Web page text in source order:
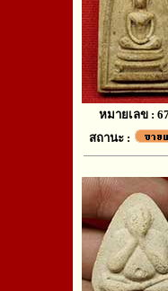
หมายเลข :
สถานะ :